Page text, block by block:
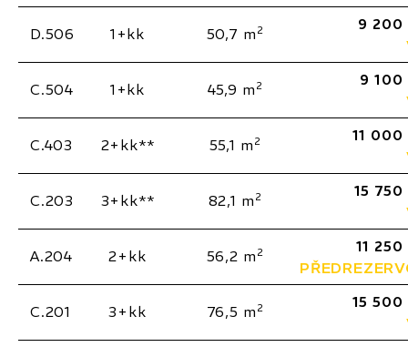
D.506 1+kk 50,7 m 2
9 200
C.504 1+kk 45,9 m 2
9 100
C.403 2+kk** 55,1 m 2
11
C.203 3+kk** 82,1 m 2
15
A.204 2+kk 56,2 m 2
11
C.201 3+kk 76,5 m 2
15